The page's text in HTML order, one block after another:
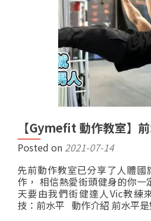
【Gymefit 動作教室】
Posted on 2021-07-14
先前動作教室已分享了人體國
作， 相信熱愛街頭健身的你一
天要由我們街健達人Vic教練
技：前水平 動作介紹 前水平